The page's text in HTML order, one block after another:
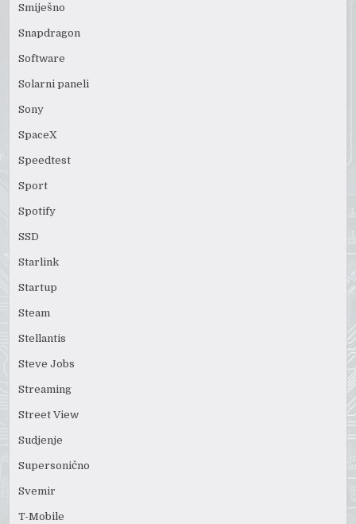
Smiješno
Snapdragon
Software
Solarni paneli
Sony
SpaceX
Speedtest
Sport
Spotify
SSD
Starlink
Startup
Steam
Stellantis
Steve Jobs
Streaming
Street View
Sudjenje
Supersonično
Svemir
T-Mobile